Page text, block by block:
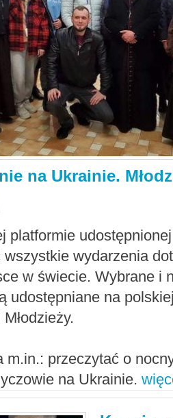
na Ukrainie.
platformie
wydarzenia
w świecie. Wybrane i
udostępniane na
m.in.: przeczytać o
na Ukrainie.